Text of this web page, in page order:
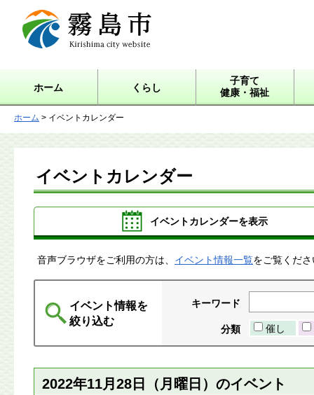
霧島市 Kirishima city
website
ホーム くらし
子育て
健康・福祉
ホーム > イベントカレンダー
イベントカレンダー
イベントカレンダーを表示
音声ブラウザをご利用の方は、 イベント情報一覧をご覧くだ
イベント情報を
絞り込む
キーワード
分類 催し
2022年11月28日（月曜日）のイベント